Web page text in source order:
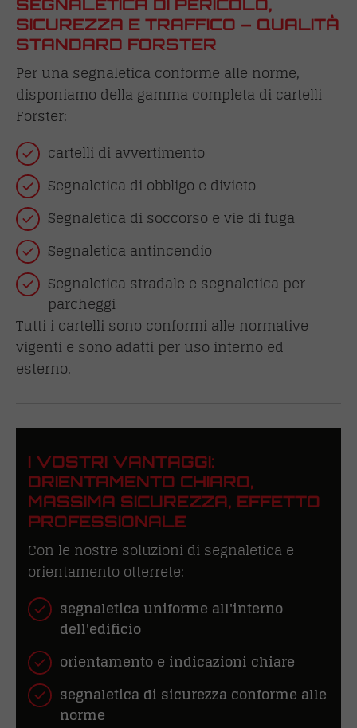
SEGNALETICA DI PERICOLO,
SICUREZZA E TRAFFICO – QUALITÀ
STANDARD FORSTER
Per una segnaletica conforme alle norme,
disponiamo della gamma completa di cartelli
Forster:
cartelli di avvertimento
Segnaletica di obbligo e divieto
Segnaletica di soccorso e vie di fuga
Segnaletica antincendio
Segnaletica stradale e segnaletica per
parcheggi
Tutti i cartelli sono conformi alle normative
vigenti e sono adatti per uso interno ed
esterno.
I VOSTRI VANTAGGI:
ORIENTAMENTO CHIARO,
MASSIMA SICUREZZA, EFFETTO
PROFESSIONALE
Con le nostre soluzioni di segnaletica e
orientamento otterrete:
segnaletica uniforme all'interno
dell'edificio
orientamento e indicazioni chiare
segnaletica di sicurezza conforme alle
norme